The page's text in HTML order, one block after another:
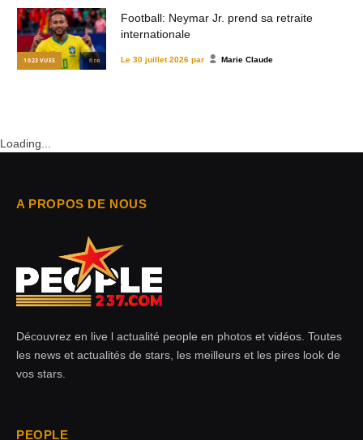
1 023 VUES © DR
Football: Neymar Jr. prend sa retraite
internationale
Le 30 juillet 2026 par Marie Claude
Loading...
A PROPOS DE NOUS
Découvrez en live l actualité people en photos et vidéos. Toutes
les news et actualités de stars, les meilleurs et les pires look de
vos stars.
PEOPLE